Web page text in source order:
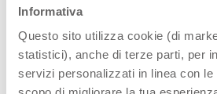
Informativa
Questo sito utilizza cookie (di
statistici), anche di terze parti, per
servizi personalizzati in linea con le
Reinigung.
MEHR ERFAHREN